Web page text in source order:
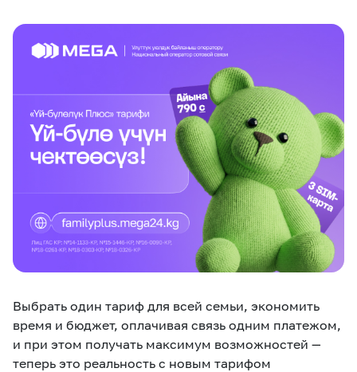
eSIM M2M
Развлечения Соц.сети
Звонки и SMS Подбор номера Доставка SIM
Компания
О нас Новости Работа в MEGA
Партнерам
Карта офисов и
покрытие
MegaTV MegaPay MegaKassa
Выбрать один тариф для всей семьи, экономить
время и бюджет, оплачивая связь одним платежом,
и при этом получать максимум возможностей —
теперь это реальность с новым тарифом